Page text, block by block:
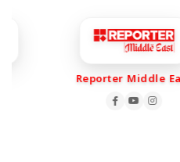
Reporter Middle